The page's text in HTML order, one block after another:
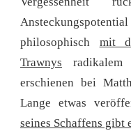
philosophisch mit
Trawnys radikalem
erschienen bei
Lange etwas
seines Schaffens gibt